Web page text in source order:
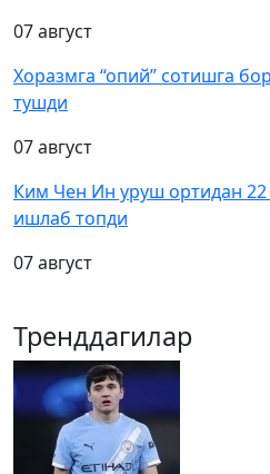
07 август
Хоразмга “опий” сотишга
тушди
07 август
Ким Чен Ин уруш ортидан
ишлаб топди
07 август
Тренддагилар